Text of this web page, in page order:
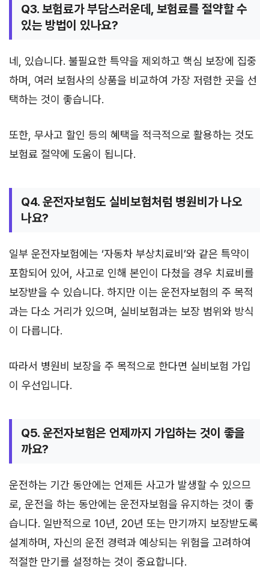
Q3. 보험료가 부담스러운데, 보험료를 절약할 수
있는 방법이 있나요?
네, 있습니다. 불필요한 특약을 제외하고 핵심 보장에 집중
하며, 여러 보험사의 상품을 비교하여 가장 저렴한 곳을 선
택하는 것이 좋습니다.
또한, 무사고 할인 등의 혜택을 적극적으로 활용하는 것도
보험료 절약에 도움이 됩니다.
Q4. 운전자보험도 실비보험처럼 병원비가 나오
나요?
일부 운전자보험에는 ‘자동차 부상치료비’와 같은 특약이
포함되어 있어, 사고로 인해 본인이 다쳤을 경우 치료비를
보장받을 수 있습니다. 하지만 이는 운전자보험의 주 목적
과는 다소 거리가 있으며, 실비보험과는 보장 범위와 방식
이 다릅니다.
따라서 병원비 보장을 주 목적으로 한다면 실비보험 가입
이 우선입니다.
Q5. 운전자보험은 언제까지 가입하는 것이 좋을
까요?
운전하는 기간 동안에는 언제든 사고가 발생할 수 있으므
로, 운전을 하는 동안에는 운전자보험을 유지하는 것이 좋
습니다. 일반적으로 10년, 20년 또는 만기까지 보장받도록
설계하며, 자신의 운전 경력과 예상되는 위험을 고려하여
적절한 만기를 설정하는 것이 중요합니다.